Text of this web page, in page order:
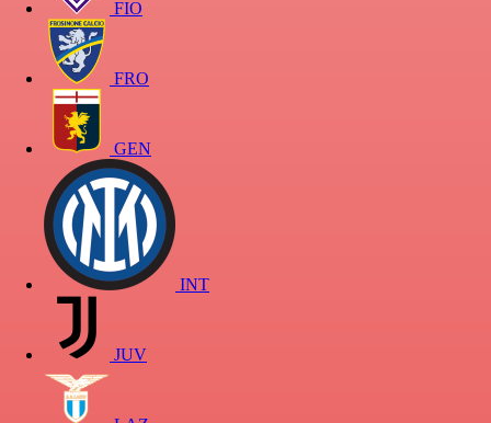
FIO
FRO
GEN
INT
JUV